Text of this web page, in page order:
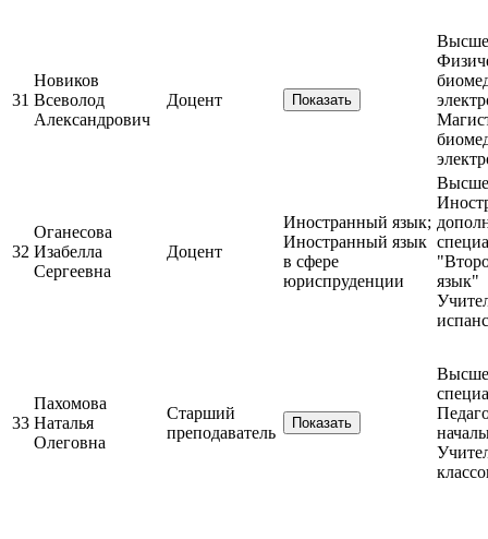
31
Новиков
Всеволод
Александрович
Доцент Показать
32
Оганесова
Изабелла
Сергеевна
Доцент
Иностранный язык;
Иностранный язык
в сфере
юриспруденции
язык"
33
Пахомова
Наталья
Олеговна
Старший
преподаватель
Показать